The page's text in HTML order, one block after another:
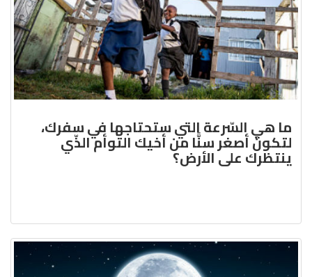
ما هي السّرعة التي ستحتاجها في سفرك،
لتكونَ أصغر سنًّا من أخيك التوأم الذّي
ينتظرك على الأرض؟